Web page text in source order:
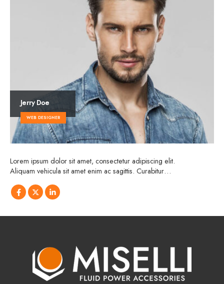
Jerry Doe
WEB DESIGNER
Lorem ipsum dolor sit amet, consectetur adipiscing elit.
Aliquam vehicula sit amet enim ac sagittis. Curabitur…